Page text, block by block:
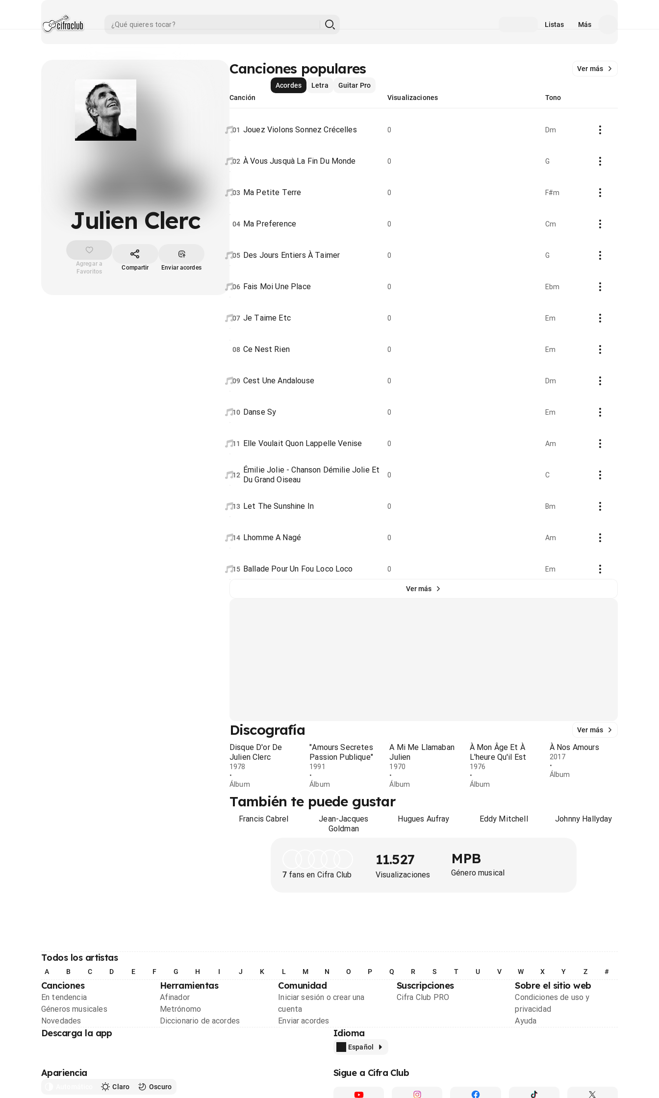
Listas Más
Julien Clerc
Agregar a
Favoritos
Compartir Enviar acordes
Canciones populares Ver más
Acordes Letra
Guitar Pro
Canción
Visualizaciones Tono
01 Jouez Violons Sonnez Crécelles 0 Dm
02 À Vous Jusquà La Fin Du Monde 0 G
03 Ma Petite Terre 0 F#m
04 Ma Preference 0 Cm
05 Des Jours Entiers À Taimer 0 G
06 Fais Moi Une Place 0 Ebm
07 Je Taime Etc 0 Em
08 Ce Nest Rien 0 Em
09 Cest Une Andalouse 0 Dm
10 Danse Sy 0 Em
11 Elle Voulait Quon Lappelle Venise 0 Am
12
Émilie Jolie - Chanson Démilie Jolie Et
Du Grand Oiseau
0 C
13 Let The Sunshine In 0 Bm
14 Lhomme A Nagé 0 Am
15 Ballade Pour Un Fou Loco Loco 0 Em
Ver más
Discografía Ver más
Disque D'or De
Julien Clerc
1978
•
Álbum
"Amours Secretes
Passion Publique"
1991
•
Álbum
A Mi Me Llamaban
Julien
1970
•
Álbum
À Mon Âge Et À
L'heure Qu'il Est
1976
•
Álbum
À Nos Amours
2017
•
Álbum
También te puede gustar
Francis Cabrel
Jean-Jacques
Goldman
Hugues Aufray Eddy Mitchell Johnny Hallyday
7 fans en Cifra Club
11.527
Visualizaciones
MPB
Género musical
Todos los artistas
A B C D E F G H I J K L M N O P Q R S T U V W X Y Z #
Canciones
En tendencia
Géneros musicales
Novedades
Herramientas
Afinador
Metrónomo
Diccionario de acordes
Comunidad
Iniciar sesión o crear una
cuenta
Enviar acordes
Suscripciones
Cifra Club PRO
Sobre el sitio web
Condiciones de uso y
privacidad
Ayuda
Descarga la app Idioma
Español
Apariencia
Claro Oscuro
Sigue a Cifra Club